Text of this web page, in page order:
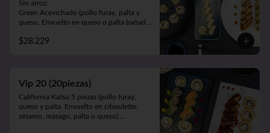
Sin arroz.
Green Acevichado (pollo furay, palta y
queso. Envuelto en queso o palta bañada
Acevichado Top (camarón furay, atún,
camarón furay o pollo furay. Envuelto en
pollo y Frito en panko acompañado de
salsa teriyaki).
$28.229
Vip 20 (20piezas)
California Katsu 5 piezas (pollo furay,
queso y palta. Envuelto en ciboulette,
sésamo, masago, palta o queso).